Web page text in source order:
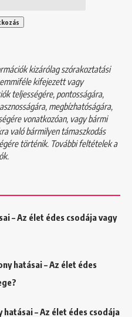
kizárólag szórakoztatási
kifejezett vagy
teljességére, pontosságára,
megbízhatóságára,
vonatkozóan, vagy bármi
való bármilyen támaszkodás
történik. További feltételek a
– Az élet édes csodája vagy
hatásai – Az élet édes
– Az élet édes csodája